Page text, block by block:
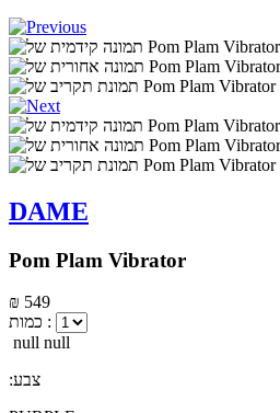
DAME
Pom Plam Vibrator
₪ 549
כמות :
null null
:צבע